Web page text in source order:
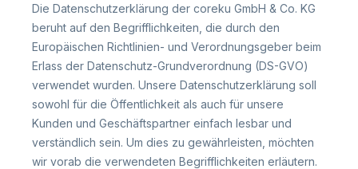
Die Datenschutzerklärung der coreku GmbH & Co. KG
beruht auf den Begrifflichkeiten, die durch den
Europäischen Richtlinien- und Verordnungsgeber beim
Erlass der Datenschutz-Grundverordnung (DS-GVO)
verwendet wurden. Unsere Datenschutzerklärung soll
sowohl für die Öffentlichkeit als auch für unsere
Kunden und Geschäftspartner einfach lesbar und
verständlich sein. Um dies zu gewährleisten, möchten
wir vorab die verwendeten Begrifflichkeiten erläutern.